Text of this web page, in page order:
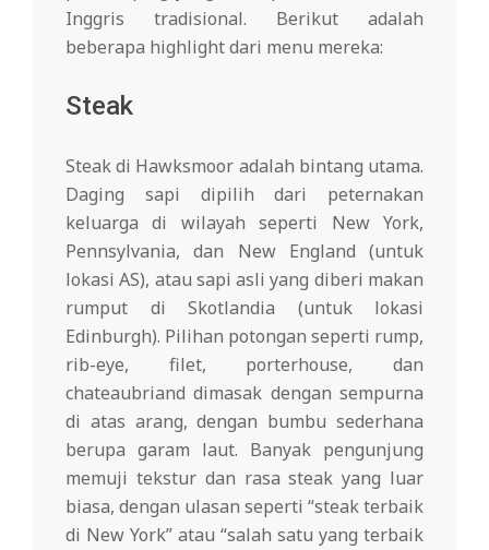
Inggris tradisional. Berikut adalah
beberapa highlight dari menu mereka:
Steak
Steak di Hawksmoor adalah bintang utama.
Daging sapi dipilih dari peternakan
keluarga di wilayah seperti New York,
Pennsylvania, dan New England (untuk
lokasi AS), atau sapi asli yang diberi makan
rumput di Skotlandia (untuk lokasi
Edinburgh). Pilihan potongan seperti rump,
rib-eye, filet, porterhouse, dan
chateaubriand dimasak dengan sempurna
di atas arang, dengan bumbu sederhana
berupa garam laut. Banyak pengunjung
memuji tekstur dan rasa steak yang luar
biasa, dengan ulasan seperti “steak terbaik
di New York” atau “salah satu yang terbaik